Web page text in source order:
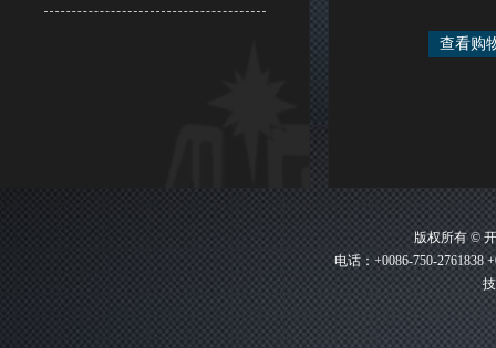
版权所有 ©
电话：+0086-750-2761838